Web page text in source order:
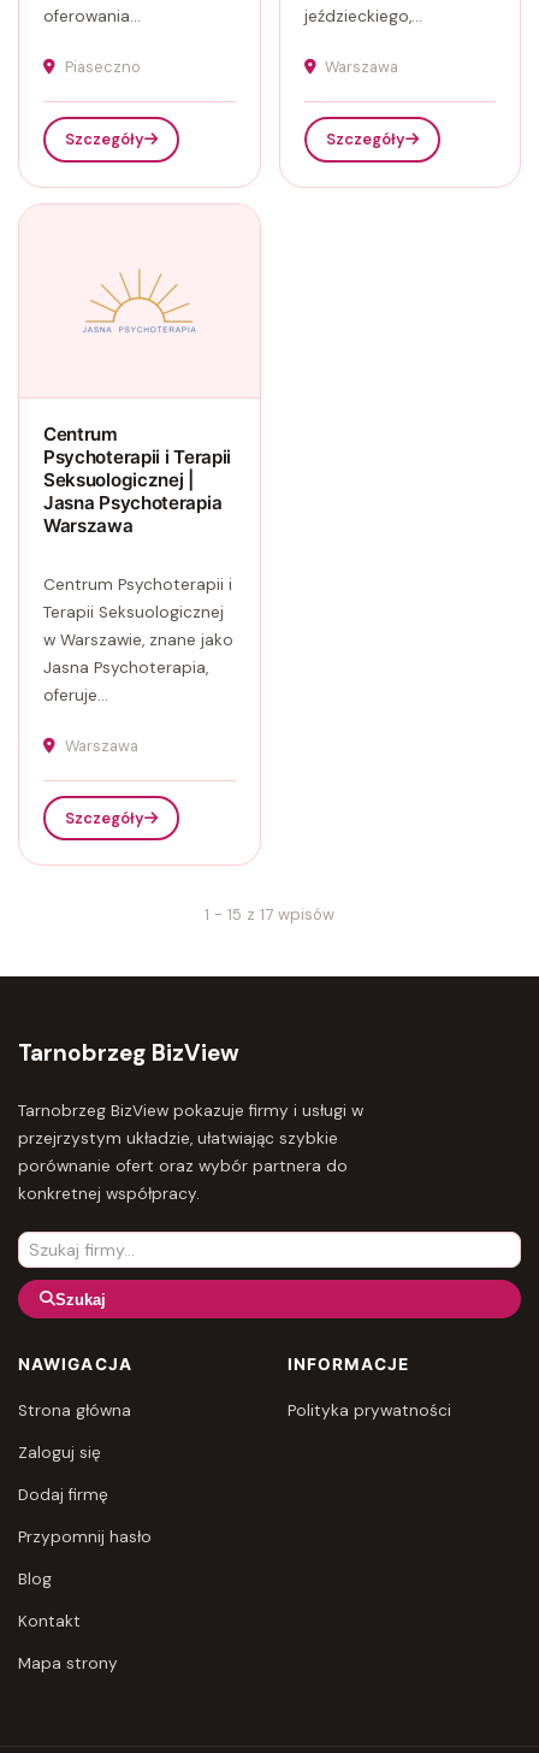
oferowania...
Piaseczno
Szczegóły
jeździeckiego,...
Warszawa
Szczegóły
Centrum
Psychoterapii i Terapii
Seksuologicznej |
Jasna Psychoterapia
Warszawa
Centrum Psychoterapii i
Terapii Seksuologicznej
w Warszawie, znane jako
Jasna Psychoterapia,
oferuje...
Warszawa
Szczegóły
1 - 15 z 17 wpisów
Tarnobrzeg BizView
Tarnobrzeg BizView pokazuje firmy i usługi w
przejrzystym układzie, ułatwiając szybkie
porównanie ofert oraz wybór partnera do
konkretnej współpracy.
Szukaj
NAWIGACJA
Strona główna
Zaloguj się
Dodaj firmę
Przypomnij hasło
Blog
Kontakt
Mapa strony
INFORMACJE
Polityka prywatności